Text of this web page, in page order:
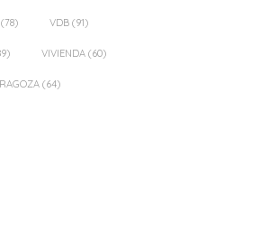
(78) VDB (91)
VIVIENDA (60)
(64)